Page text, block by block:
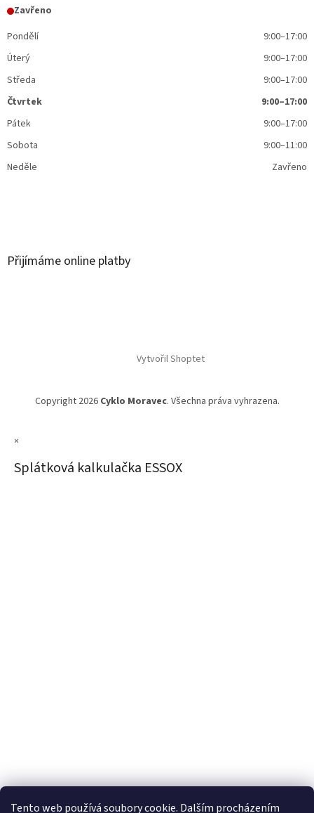
Tento web používá soubory cookie. Dalším procházením
Zavřeno
Pondělí
9:00–17:00
Úterý
9:00–17:00
Středa
9:00–17:00
Čtvrtek
9:00–17:00
Pátek
9:00–17:00
Sobota
9:00–11:00
Neděle
Zavřeno
Přijímáme online platby
Vytvořil Shoptet
Copyright 2026 Cyklo Moravec. Všechna práva vyhrazena.
×
Splátková kalkulačka ESSOX